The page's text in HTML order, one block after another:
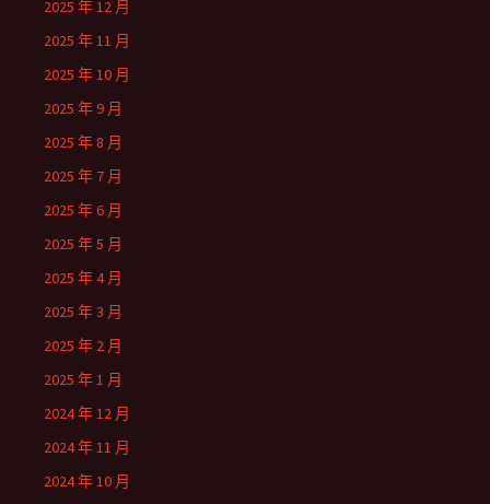
2025 年 12 月
2025 年 11 月
2025 年 10 月
2025 年 9 月
2025 年 8 月
2025 年 7 月
2025 年 6 月
2025 年 5 月
2025 年 4 月
2025 年 3 月
2025 年 2 月
2025 年 1 月
2024 年 12 月
2024 年 11 月
2024 年 10 月